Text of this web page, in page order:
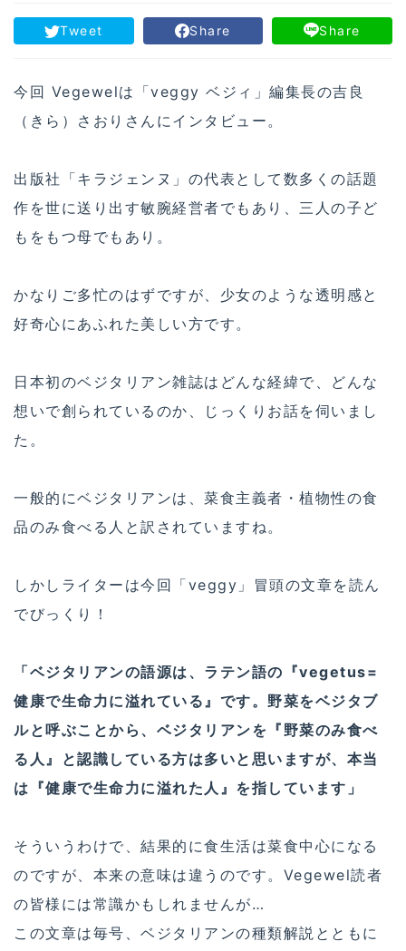
Tweet Share Share
今回 Vegewelは「veggy ベジィ」編集長の吉良
（きら）さおりさんにインタビュー。
出版社「キラジェンヌ」の代表として数多くの話題
作を世に送り出す敏腕経営者でもあり、三人の子ど
もをもつ母でもあり。
かなりご多忙のはずですが、少女のような透明感と
好奇心にあふれた美しい方です。
日本初のベジタリアン雑誌はどんな経緯で、どんな
想いで創られているのか、じっくりお話を伺いまし
た。
一般的にベジタリアンは、菜食主義者・植物性の食
品のみ食べる人と訳されていますね。
しかしライターは今回「veggy」冒頭の文章を読ん
でびっくり！
「ベジタリアンの語源は、ラテン語の『vegetus=
健康で生命力に溢れている』です。野菜をベジタブ
ルと呼ぶことから、ベジタリアンを『野菜のみ食べ
る人』と認識している方は多いと思いますが、本当
は『健康で生命力に溢れた人』を指しています」
そういうわけで、結果的に食生活は菜食中心になる
のですが、本来の意味は違うのです。Vegewel読者
の皆様には常識かもしれませんが…
この文章は毎号、ベジタリアンの種類解説とともに